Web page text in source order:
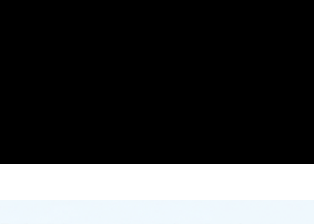
の性能を分ける境界を探る研究設計